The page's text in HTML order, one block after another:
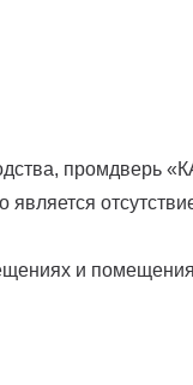
промдверь
является
и